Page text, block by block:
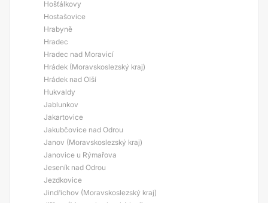
Hošťálkovy
Hostašovice
Hrabyně
Hradec
Hradec nad Moravicí
Hrádek (Moravskoslezský kraj)
Hrádek nad Olší
Hukvaldy
Jablunkov
Jakartovice
Jakubčovice nad Odrou
Janov (Moravskoslezský kraj)
Janovice u Rýmařova
Jeseník nad Odrou
Jezdkovice
Jindřichov (Moravskoslezský kraj)